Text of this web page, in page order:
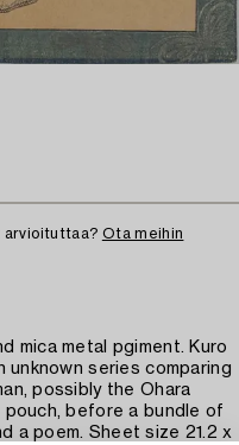
arvioituttaa? Ota meihin
mica metal pgiment. Kuro
unknown series comparing
possibly the Ohara
pouch, before a bundle of
a poem. Sheet size 21.2 x